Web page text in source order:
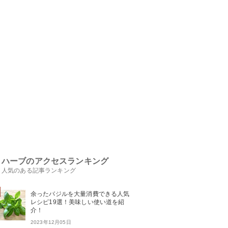
ハーブのアクセスランキング
人気のある記事ランキング
余ったバジルを大量消費できる人気
レシピ19選！美味しい使い道を紹
介！
2023年12月05日